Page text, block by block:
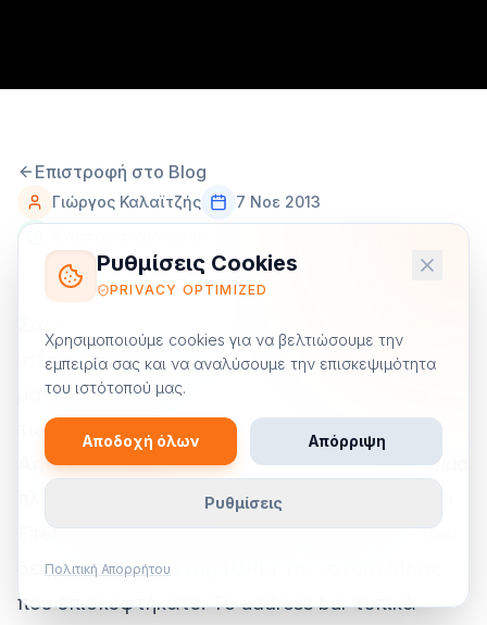
Επιστροφή στο Blog
Γιώργος Καλαϊτζής
7 Νοε 2013
ιστοσελίδων για όλους όσους θέλουν να
μάθουν κάποια πράγματα για την ορολογία
των websites!
Address Bar: Σε έναν web browser (πρόγραμμα
πλοήγησης στο ίντερνετ όπως ο Chrome και ο
Firefox), το address bar είναι το πεδίο το οποίο
δείχνει τη διεύθυνση (URL) της ιστοσελίδας
που επισκεφτήκατε. Το address bar τυπικά
Ρυθμίσεις Cookies
PRIVACY OPTIMIZED
Χρησιμοποιούμε cookies για να βελτιώσουμε την
εμπειρία σας και να αναλύσουμε την επισκεψιμότητα
του ιστότοπού μας.
Αποδοχή όλων Απόρριψη
Ρυθμίσεις
Πολιτική Απορρήτου